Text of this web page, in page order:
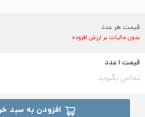
قیمت هر عدد
بدون مالیات بر ارزش افزوده
قیمت ۱عدد
تماس بگیرید
افزودن به سبد